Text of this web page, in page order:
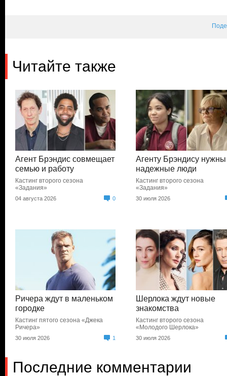
Читайте также
Агент Брэндис совмещает
семью и работу
Кастинг второго сезона
«Задания»
04 августа 2026 0
Агенту Брэндису нужны
надежные люди
Кастинг второго сезона
«Задания»
30 июля 2026
Ричера ждут в маленьком
городке
Кастинг пятого сезона «Джека
Ричера»
30 июля 2026 1
Шерлока ждут новые
знакомства
Кастинг второго сезона
«Молодого Шерлока»
30 июля 2026
Последние комментарии